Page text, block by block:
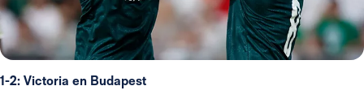
1-2: Victoria en Budapest